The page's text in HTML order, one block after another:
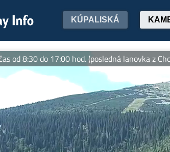
KÚPALISKÁ
17:00 hod. (posledná lanovka z Chopka